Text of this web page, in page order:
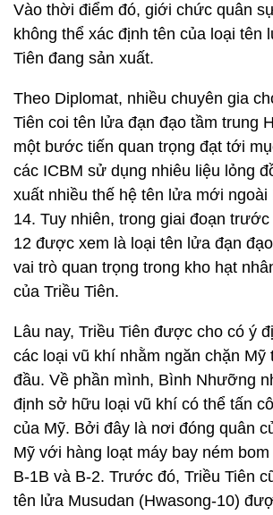
Vào thời điểm đó, giới chức quân
không thể xác định tên của loại tên
Tiên đang sản xuất.
Theo Diplomat, nhiều chuyên gia
Tiên coi tên lửa đạn đạo tầm trung
một bước tiến quan trọng đạt tới
các ICBM sử dụng nhiêu liệu lỏng
xuất nhiều thế hệ tên lửa mới ngoài
14. Tuy nhiên, trong giai đoạn
12 được xem là loại tên lửa đạn
vai trò quan trọng trong kho hạt
của Triều Tiên.
Lâu nay, Triều Tiên được cho có ý
các loại vũ khí nhằm ngăn chặn Mỹ
đầu. Về phần mình, Bình Nhưỡng
định sở hữu loại vũ khí có thể tấn
của Mỹ. Bởi đây là nơi đóng quân
Mỹ với hàng loạt máy bay ném
B-1B và B-2. Trước đó, Triều Tiên
tên lửa Musudan (Hwasong-10)